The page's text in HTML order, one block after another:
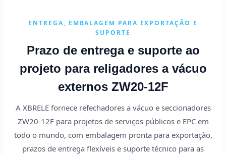
ENTREGA, EMBALAGEM PARA EXPORTAÇÃO E
SUPORTE
Prazo de entrega e suporte ao
projeto para religadores a vácuo
externos ZW20-12F
A XBRELE fornece refechadores a vácuo e seccionadores
ZW20-12F para projetos de serviços públicos e EPC em
todo o mundo, com embalagem pronta para exportação,
prazos de entrega flexíveis e suporte técnico para as